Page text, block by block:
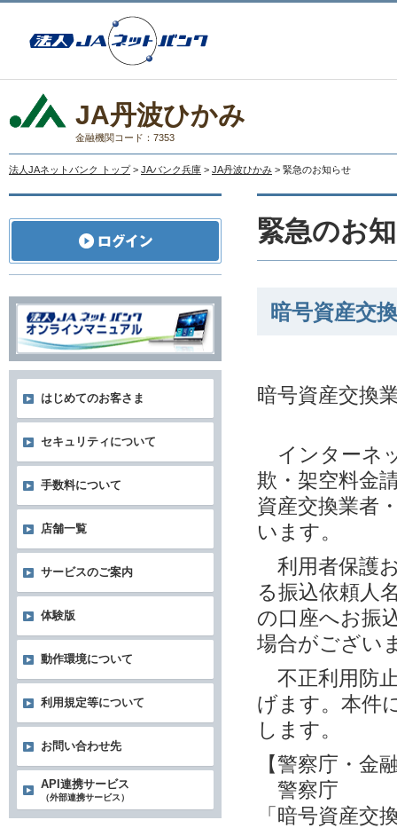
JA丹波ひかみ
金融機関コード：7353
法人JAネットバンク トップ > JAバンク兵庫 > JA丹波ひかみ > 緊急のお知らせ
緊急のお
暗号資産交
暗号資産交換
インターネ
欺・架空料金
資産交換業者
います。
利用者保護
る振込依頼人
の口座へお振
場合がござい
不正利用防
げます。本件
します。
【警察庁・金
警察庁
「暗号資産交
はじめてのお客さま
セキュリティについて
手数料について
店舗一覧
サービスのご案内
体験版
動作環境について
利用規定等について
お問い合わせ先
API連携サービス
（外部連携サービス）